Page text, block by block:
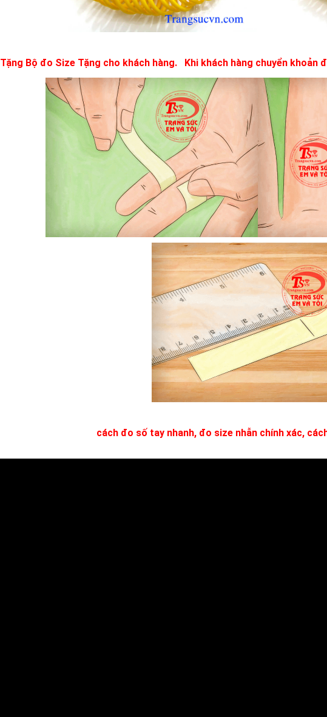
Tặng Bộ đo Size Tặng cho khách hàng. Khi khách hàng chuyển khoản
cách đo số tay nhanh, đo size nhẫn chính xác,